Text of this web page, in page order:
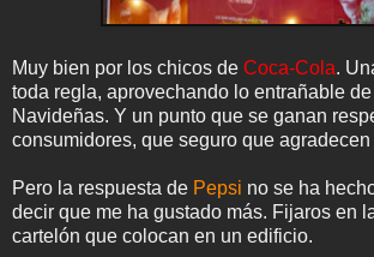
Muy bien por los chicos de Coca-Cola.
toda regla, aprovechando lo entrañable
Navideñas. Y un punto que se ganan
consumidores, que seguro que agradecen
Pero la respuesta de Pepsi no se ha
decir que me ha gustado más. Fijaros en
cartelón que colocan en un edificio.